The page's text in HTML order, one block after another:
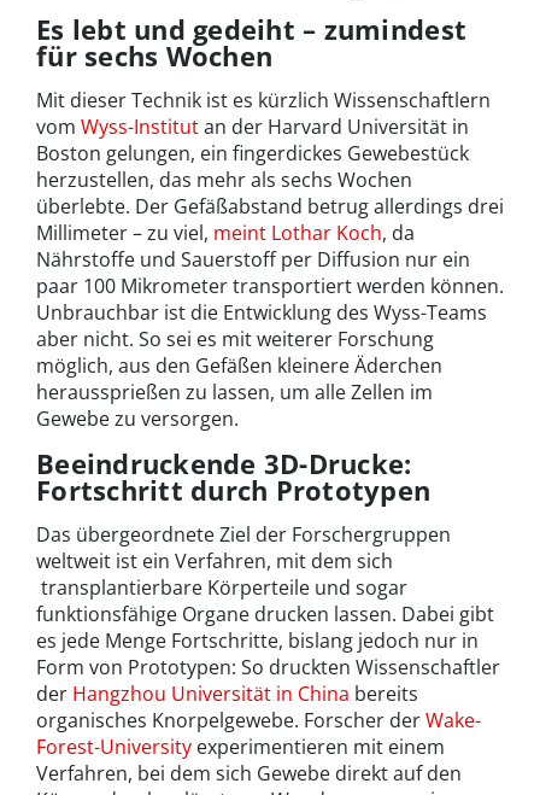
Es lebt und gedeiht – zumindest
für sechs Wochen
Mit dieser Technik ist es kürzlich Wissenschaftlern
vom Wyss-Institutan der Harvard Universität in
Boston gelungen, ein fingerdickes Gewebestück
herzustellen, das mehr als sechs Wochen
überlebte. Der Gefäßabstand betrug allerdings drei
Millimeter – zu viel, meint Lothar Koch, da
Nährstoffe und Sauerstoff per Diffusion nur ein
paar 100 Mikrometer transportiert werden können.
Unbrauchbar ist die Entwicklung des Wyss-Teams
aber nicht. So sei es mit weiterer Forschung
möglich, aus den Gefäßen kleinere Äderchen
heraussprießen zu lassen, um alle Zellen im
Gewebe zu versorgen.
Beeindruckende 3D-Drucke:
Fortschritt durch Prototypen
Das übergeordnete Ziel der Forschergruppen
weltweit ist ein Verfahren, mit dem sich
transplantierbare Körperteile und sogar
funktionsfähige Organe drucken lassen. Dabei gibt
es jede Menge Fortschritte, bislang jedoch nur in
Form von Prototypen: So druckten Wissenschaftler
der Hangzhou Universität in China bereits
organisches Knorpelgewebe. Forscher derWake-
Forest-University experimentieren mit einem
Verfahren, bei dem sich Gewebe direkt auf den